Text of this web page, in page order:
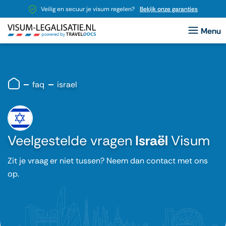
Veilig en secuur je visum regelen? Bekijk onze garanties
faq israel
Veelgestelde vragen Israël Visum
Zit je vraag er niet tussen? Neem dan contact met ons
op.